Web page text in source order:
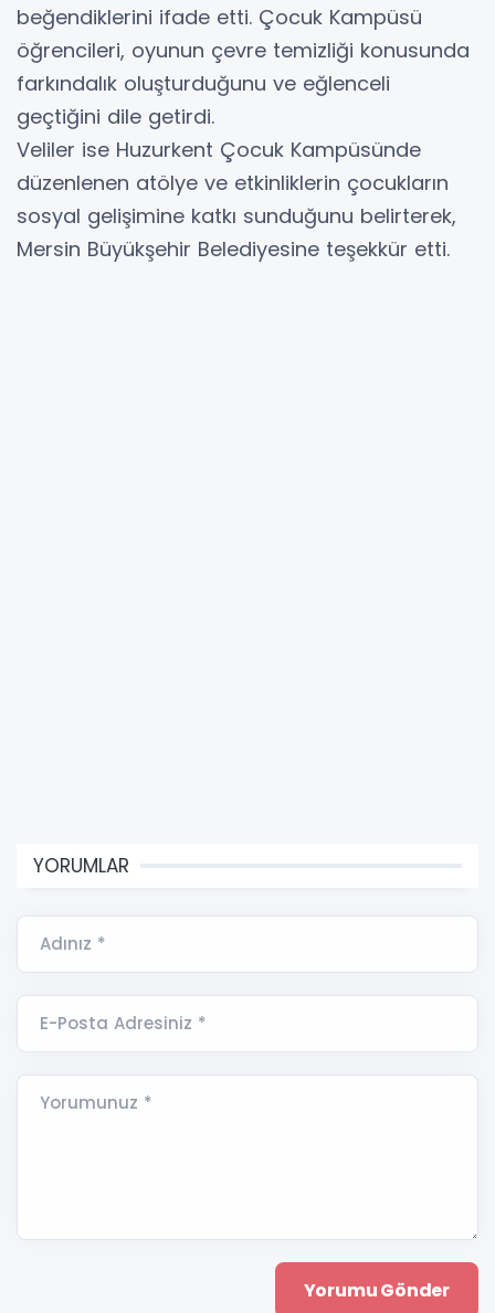
beğendiklerini ifade etti. Çocuk Kampüsü
öğrencileri, oyunun çevre temizliği konusunda
farkındalık oluşturduğunu ve eğlenceli
geçtiğini dile getirdi.
Veliler ise Huzurkent Çocuk Kampüsünde
düzenlenen atölye ve etkinliklerin çocukların
sosyal gelişimine katkı sunduğunu belirterek,
Mersin Büyükşehir Belediyesine teşekkür etti.
YORUMLAR
Adınız *
E-Posta Adresiniz *
Yorumunuz *